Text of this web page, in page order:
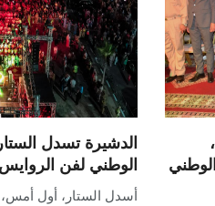
للمهرجان الوطني
الوطني لفن
أسدل الستار، أول أمس،